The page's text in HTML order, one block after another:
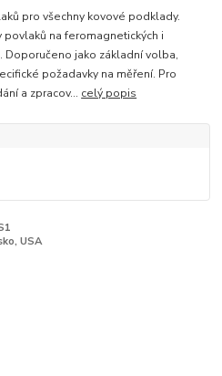
pro všechny kovové podklady.
na feromagnetických i
jako základní volba,
požadavky na měření. Pro
a zpracov... celý popis
USA